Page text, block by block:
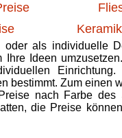
oder als individuelle
Ihre Ideen
bestimmt. Zum einen
nach Farbe des
die Preise